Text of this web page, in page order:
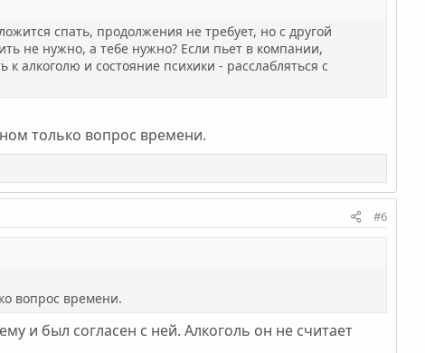
спать, продолжения не требует, но с другой
не нужно, а тебе нужно? Если пьет в компании,
алкоголю и состояние психики - расслабляться с
только вопрос времени.
#6
вопрос времени.
и был согласен с ней. Алкоголь он не считает